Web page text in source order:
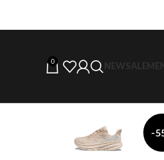
0 NEWSALE
-